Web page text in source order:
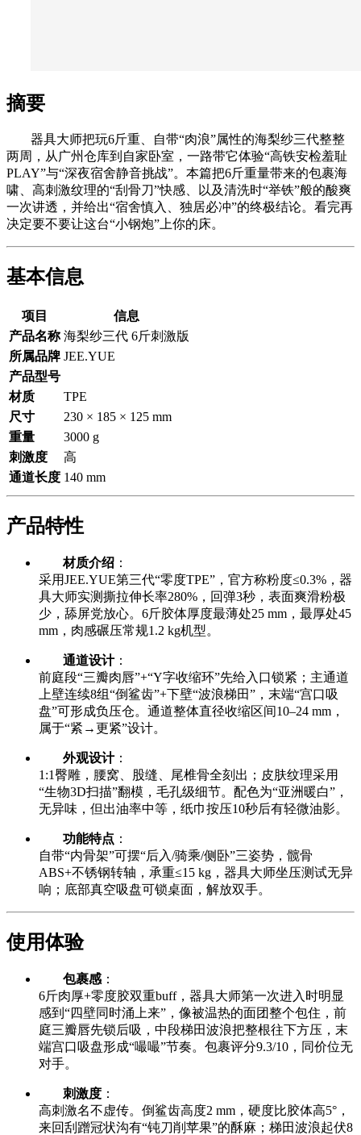
摘要
器具大师把玩6斤重、自带“肉浪”属性的海梨纱三代整整
两周，从广州仓库到自家卧室，一路带它体验“高铁安检羞耻
PLAY”与“深夜宿舍静音挑战”。本篇把6斤重量带来的包裹海
啸、高刺激纹理的“刮骨刀”快感、以及清洗时“举铁”般的酸爽
一次讲透，并给出“宿舍慎入、独居必冲”的终极结论。看完再
决定要不要让这台“小钢炮”上你的床。
基本信息
项目
信息
产品名称 海梨纱三代 6斤刺激版
所属品牌 JEE.YUE
产品型号
材质
TPE
尺寸
230 × 185 × 125 mm
重量
3000 g
刺激度
高
通道长度 140 mm
产品特性
材质介绍 ：
采用JEE.YUE第三代“零度TPE”，官方称粉度≤0.3%，器
具大师实测撕拉伸长率280%，回弹3秒，表面爽滑粉极
少，舔屏党放心。6斤胶体厚度最薄处25 mm，最厚处45
mm，肉感碾压常规1.2 kg机型。
通道设计：
前庭段“三瓣肉唇”+“Y字收缩环”先给入口锁紧；主通道
上壁连续8组“倒鲨齿”+下壁“波浪梯田”，末端“宫口吸
盘”可形成负压仓。通道整体直径收缩区间10–24 mm，
属于“紧→更紧”设计。
外观设计：
1:1臀雕，腰窝、股缝、尾椎骨全刻出；皮肤纹理采用
“生物3D扫描”翻模，毛孔级细节。配色为“亚洲暖白”，
无异味，但出油率中等，纸巾按压10秒后有轻微油影。
功能特点 ：
自带“内骨架”可摆“后入/骑乘/侧卧”三姿势，髋骨
ABS+不锈钢转轴，承重≤15 kg，器具大师坐压测试无异
响；底部真空吸盘可锁桌面，解放双手。
使用体验
包裹感 ：
6斤肉厚+零度胶双重buff，器具大师第一次进入时明显
感到“四壁同时涌上来”，像被温热的面团整个包住，前
庭三瓣唇先锁后吸，中段梯田波浪把整根往下方压，末
端宫口吸盘形成“嘬嘬”节奏。包裹评分9.3/10，同价位无
对手。
刺激度 ：
高刺激名不虚传。倒鲨齿高度2 mm，硬度比胶体高5°，
来回刮蹭冠状沟有“钝刀削苹果”的酥麻；梯田波浪起伏8